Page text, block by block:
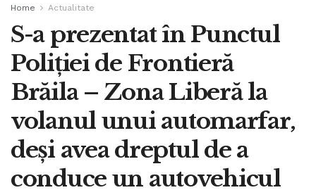
Home Actualitate
S-a prezentat în Punctul
Poliției de Frontieră
Brăila – Zona Liberă la
volanul unui automarfar,
deși avea dreptul de a
conduce un autovehicul